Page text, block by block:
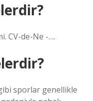
CV-de-Ne -….
sporlar genellikle